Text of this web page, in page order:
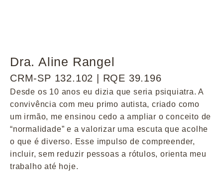
Dra. Aline Rangel
CRM-SP 132.102 | RQE 39.196
Desde os 10 anos eu dizia que seria psiquiatra. A
convivência com meu primo autista, criado como
um irmão, me ensinou cedo a ampliar o conceito de
“normalidade” e a valorizar uma escuta que acolhe
o que é diverso. Esse impulso de compreender,
incluir, sem reduzir pessoas a rótulos, orienta meu
trabalho até hoje.